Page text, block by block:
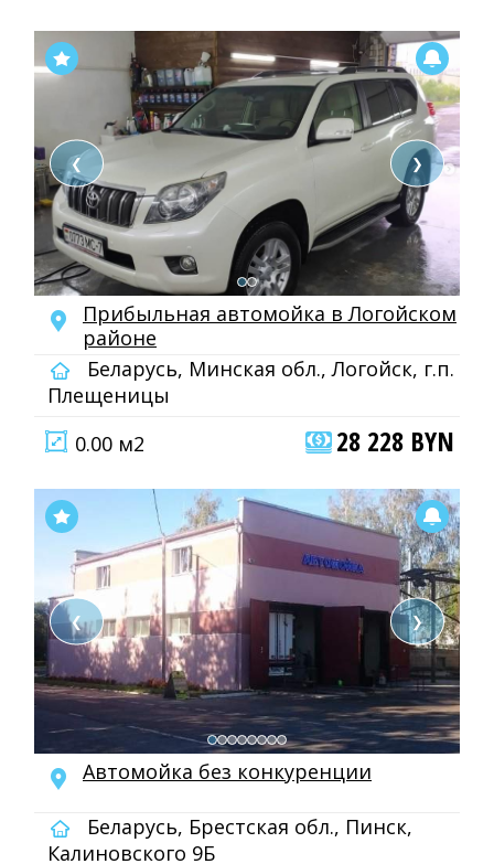
❮ ❯
Прибыльная автомойка в Логойском
районе
Беларусь, Минская обл., Логойск, г.п.
Плещеницы
0.00 м2
28 228 BYN
❮ ❯
Автомойка без конкуренции
Беларусь, Брестская обл., Пинск,
Калиновского 9Б